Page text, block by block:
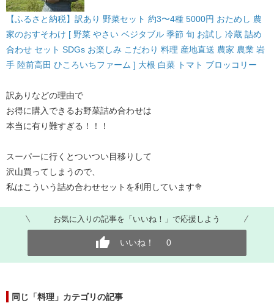
【ふるさと納税】訳あり 野菜セット 約3〜4種 5000円 おためし 農
家のおすそわけ [ 野菜 やさい ベジタブル 季節 旬 お試し 冷蔵 詰め
合わせ セット SDGs お楽しみ こだわり 料理 産地直送 農家 農業 岩
手 陸前高田 ひころいちファーム ] 大根 白菜 トマト ブロッコリー
訳ありなどの理由で
お得に購入できるお野菜詰め合わせは
本当に有り難すぎる！！！
スーパーに行くとついつい目移りして
沢山買ってしまうので、
私はこういう詰め合わせセットを利用しています🥦
お気に入りの記事を「いいね！」で応援しよう
いいね！ 0
同じ「料理」カテゴリの記事